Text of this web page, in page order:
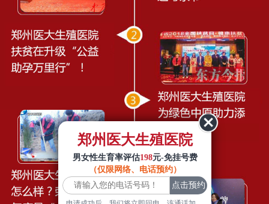
郑州医大生殖医院
男女性生育率评估198元-免挂号费
（仅限网络、电话预约）